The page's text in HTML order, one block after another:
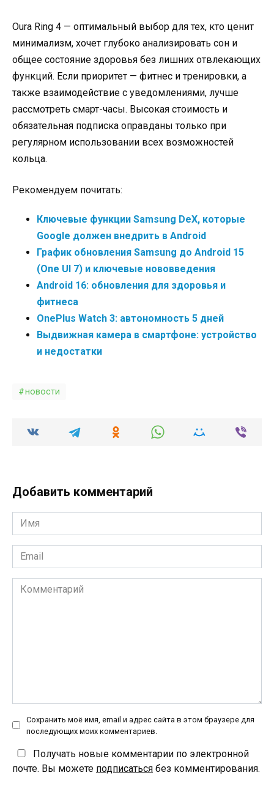
Oura Ring 4 — оптимальный выбор для тех, кто ценит
минимализм, хочет глубоко анализировать сон и
общее состояние здоровья без лишних отвлекающих
функций. Если приоритет — фитнес и тренировки, а
также взаимодействие с уведомлениями, лучше
рассмотреть смарт-часы. Высокая стоимость и
обязательная подписка оправданы только при
регулярном использовании всех возможностей
кольца.
Рекомендуем почитать:
Ключевые функции Samsung DeX, которые
Google должен внедрить в Android
График обновления Samsung до Android 15
(One UI 7) и ключевые нововведения
Android 16: обновления для здоровья и
фитнеса
OnePlus Watch 3: автономность 5 дней
Выдвижная камера в смартфоне: устройство
и недостатки
новости
Добавить комментарий
Имя
*
Email
*
Комментарий
Сохранить моё имя, email и адрес сайта в этом браузере для
последующих моих комментариев.
Получать новые комментарии по электронной
почте. Вы можете подписаться без комментирования.